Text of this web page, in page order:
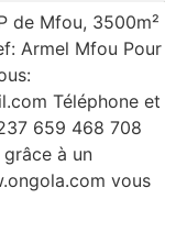
de Mfou, 3500m²
Armel Mfou Pour
Téléphone et
659 468 708
à un
vous